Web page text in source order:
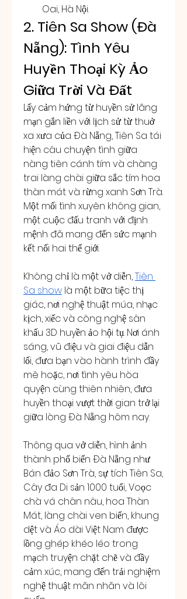
Oai, Hà Nội.
2. Tiên Sa Show (Đà
Nẵng): Tình Yêu
Huyền Thoại Kỳ Ảo
Giữa Trời Và Đất
Lấy cảm hứng từ huyền sử lãng
mạn gắn liền với lịch sử từ thuở
xa xưa của Đà Nẵng, Tiên Sa tái
hiện câu chuyện tình giữa
nàng tiên cánh tím và chàng
trai làng chài giữa sắc tím hoa
thàn mát và rừng xanh Sơn Trà.
Một mối tình xuyên không gian,
một cuộc đấu tranh với định
mệnh đã mang đến sức mạnh
kết nối hai thế giới.
Không chỉ là một vở diễn, Tiên
Sa show là một bữa tiệc thị
giác, nơi nghệ thuật múa, nhạc
kịch, xiếc và công nghệ sân
khấu 3D huyền ảo hội tụ. Nơi ánh
sáng, vũ điệu và giai điệu dẫn
lối, đưa bạn vào hành trình đầy
mê hoặc, nơi tình yêu hòa
quyện cùng thiên nhiên, đưa
huyền thoại vượt thời gian trở lại
giữa lòng Đà Nẵng hôm nay.
Thông qua vở diễn, hình ảnh
thành phố biển Đà Nẵng như
Bán đảo Sơn Trà, sự tích Tiên Sa,
Cây đa Di sản 1000 tuổi, Voọc
chà vá chân nâu, hoa Thàn
Mát, làng chài ven biển, khung
dệt và Áo dài Việt Nam được
lồng ghép khéo léo trong
mạch truyện chặt chẽ và đầy
cảm xúc, mang đến trải nghiệm
nghệ thuật mãn nhãn và lôi